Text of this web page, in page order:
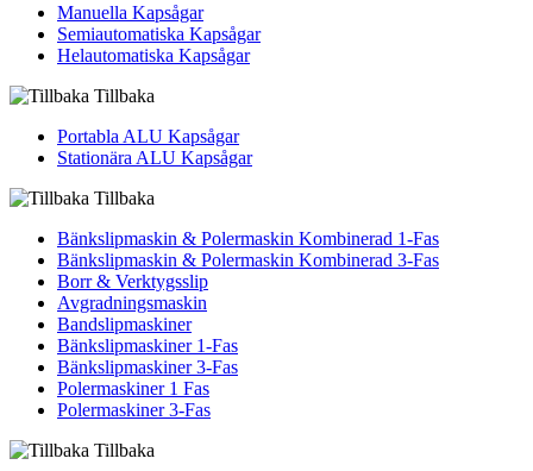
Manuella Kapsågar
Semiautomatiska Kapsågar
Helautomatiska Kapsågar
Tillbaka
Portabla ALU Kapsågar
Stationära ALU Kapsågar
Tillbaka
Bänkslipmaskin & Polermaskin Kombinerad 1-Fas
Bänkslipmaskin & Polermaskin Kombinerad 3-Fas
Borr & Verktygsslip
Avgradningsmaskin
Bandslipmaskiner
Bänkslipmaskiner 1-Fas
Bänkslipmaskiner 3-Fas
Polermaskiner 1 Fas
Polermaskiner 3-Fas
Tillbaka